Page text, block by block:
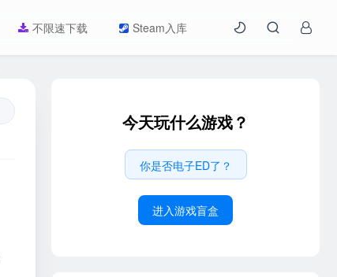
不限速下载 Steam入库
今天玩什么游戏？
你是否电子ED了？
进入游戏盲盒